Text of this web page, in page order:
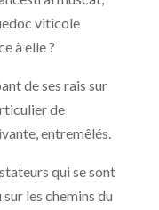
viticole
à elle ?
de ses rais sur
de
entremêlés.
qui se sont
les chemins du